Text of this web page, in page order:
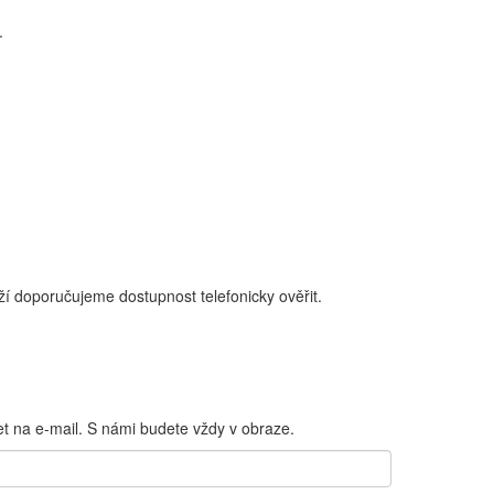
doporučujeme dostupnost telefonicky ověřit.
na e-mail. S námi budete vždy v obraze.